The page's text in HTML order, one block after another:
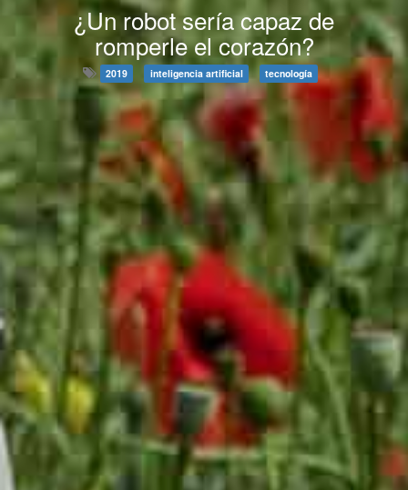
¿Un robot sería capaz de
romperle el corazón?
2019 inteligencia artificial tecnología